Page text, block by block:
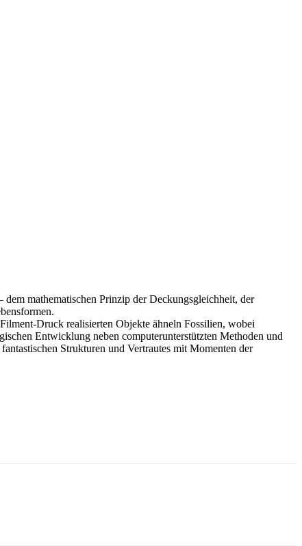
mathematischen Prinzip der Deckungsgleichheit, der
Druck realisierten Objekte ähneln Fossilien, wobei
Entwicklung neben computerunterstützten Methoden und
Strukturen und Vertrautes mit Momenten der